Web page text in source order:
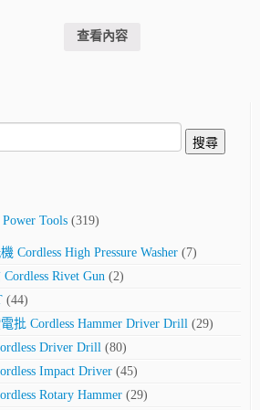
查看內容
搜尋
Tools (319)
Cordless High Pressure Washer (7)
Rivet Gun (2)
(44)
批 Cordless Hammer Driver Drill (29)
Driver Drill (80)
Impact Driver (45)
Rotary Hammer (29)